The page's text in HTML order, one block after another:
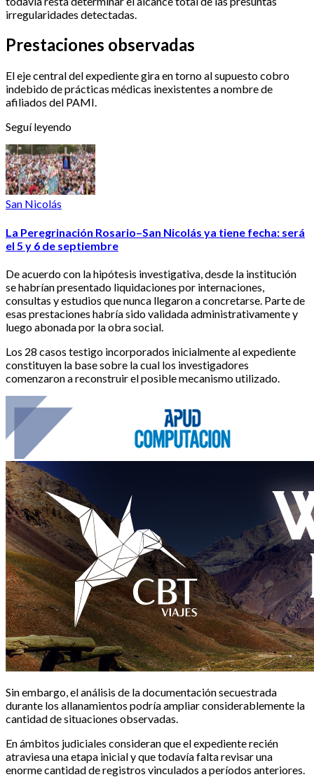
irregularidades detectadas.
Prestaciones observadas
El eje central del expediente gira en torno al supuesto cobro
indebido de prácticas médicas inexistentes a nombre de
afiliados del PAMI.
Seguí leyendo
San Nicolás
La Peregrinación Rosario–San Nicolás ya tiene fecha: será
el 5 y 6 de septiembre
De acuerdo con la hipótesis investigativa, desde la institución
se habrían presentado liquidaciones por internaciones,
consultas y estudios que nunca llegaron a concretarse. Parte de
esas prestaciones habría sido validada administrativamente y
luego abonada por la obra social.
Los 28 casos testigo incorporados inicialmente al expediente
constituyen la base sobre la cual los investigadores
comenzaron a reconstruir el posible mecanismo utilizado.
Sin embargo, el análisis de la documentación secuestrada
durante los allanamientos podría ampliar considerablemente la
cantidad de situaciones observadas.
En ámbitos judiciales consideran que el expediente recién
atraviesa una etapa inicial y que todavía falta revisar una
enorme cantidad de registros vinculados a períodos anteriores.